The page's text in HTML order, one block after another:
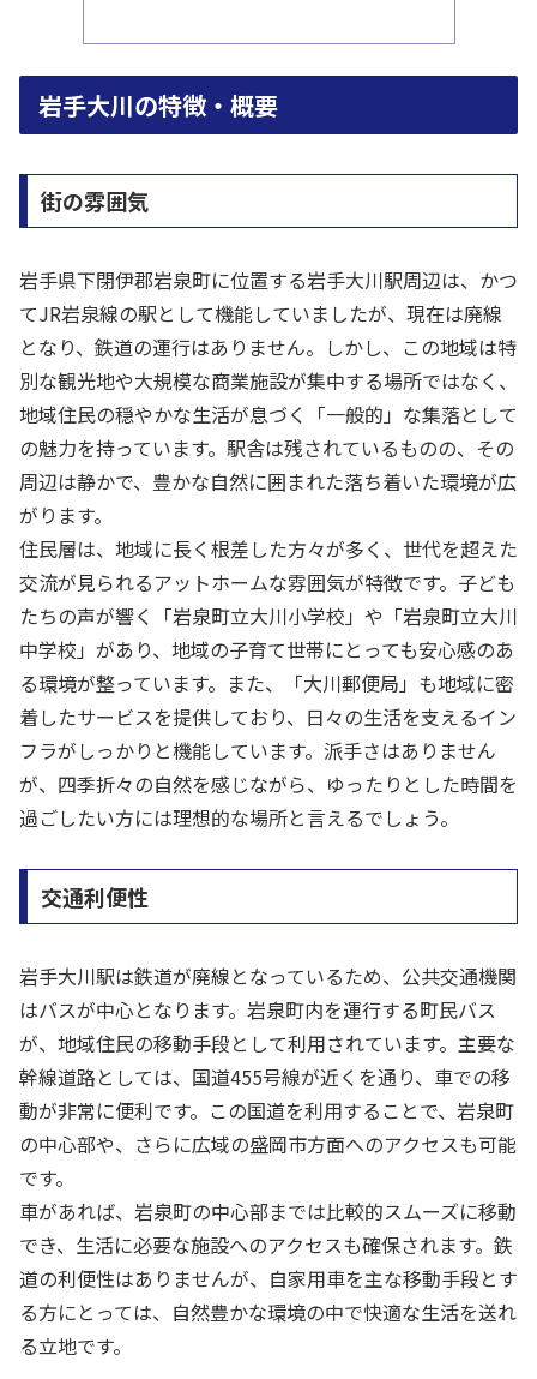
岩手大川の特徴・概要
街の雰囲気
岩手県下閉伊郡岩泉町に位置する岩手大川駅周辺は、かつ
てJR岩泉線の駅として機能していましたが、現在は廃線
となり、鉄道の運行はありません。しかし、この地域は特
別な観光地や大規模な商業施設が集中する場所ではなく、
地域住民の穏やかな生活が息づく「一般的」な集落として
の魅力を持っています。駅舎は残されているものの、その
周辺は静かで、豊かな自然に囲まれた落ち着いた環境が広
がります。
住民層は、地域に長く根差した方々が多く、世代を超えた
交流が見られるアットホームな雰囲気が特徴です。子ども
たちの声が響く「岩泉町立大川小学校」や「岩泉町立大川
中学校」があり、地域の子育て世帯にとっても安心感のあ
る環境が整っています。また、「大川郵便局」も地域に密
着したサービスを提供しており、日々の生活を支えるイン
フラがしっかりと機能しています。派手さはありません
が、四季折々の自然を感じながら、ゆったりとした時間を
過ごしたい方には理想的な場所と言えるでしょう。
交通利便性
岩手大川駅は鉄道が廃線となっているため、公共交通機関
はバスが中心となります。岩泉町内を運行する町民バス
が、地域住民の移動手段として利用されています。主要な
幹線道路としては、国道455号線が近くを通り、車での移
動が非常に便利です。この国道を利用することで、岩泉町
の中心部や、さらに広域の盛岡市方面へのアクセスも可能
です。
車があれば、岩泉町の中心部までは比較的スムーズに移動
でき、生活に必要な施設へのアクセスも確保されます。鉄
道の利便性はありませんが、自家用車を主な移動手段とす
る方にとっては、自然豊かな環境の中で快適な生活を送れ
る立地です。